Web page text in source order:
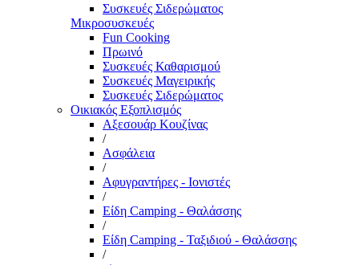
Συσκευές Σιδερώματος
Μικροσυσκευές
Fun Cooking
Πρωινό
Συσκευές Καθαρισμού
Συσκευές Μαγειρικής
Συσκευές Σιδερώματος
Οικιακός Εξοπλισμός
Αξεσουάρ Κουζίνας
/
Ασφάλεια
/
Αφυγραντήρες - Ιονιστές
/
Είδη Camping - Θαλάσσης
/
Είδη Camping - Ταξιδιού - Θαλάσσης
/